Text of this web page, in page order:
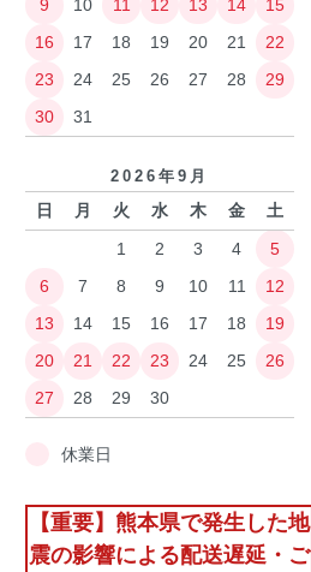
9
10 11 12 13 14
15
16
17 18 19 20 21
22
23
24 25 26 27 28
29
30
31
2026年9月
日 月 火 水 木 金
土
1
2 3 4
5
6
7 8 9 10 11
12
13
14 15 16 17 18
19
20
21 22 23 24 25
26
27
28 29 30
休業日
【重要】熊本県で発生した地
震の影響による配送遅延・ご